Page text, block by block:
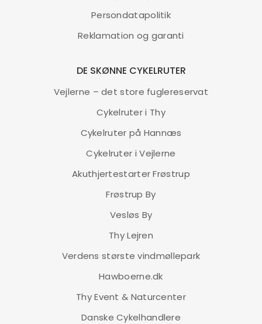
Persondatapolitik
Reklamation og garanti
DE SKØNNE CYKELRUTER
Vejlerne – det store fuglereservat
Cykelruter i Thy
Cykelruter på Hannæs
Cykelruter i Vejlerne
Akuthjertestarter Frøstrup
Frøstrup By
Vesløs By
Thy Lejren
Verdens største vindmøllepark
Hawboerne.dk
Thy Event & Naturcenter
Danske Cykelhandlere